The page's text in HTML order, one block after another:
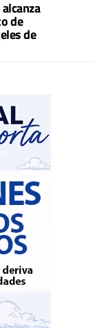
de
de